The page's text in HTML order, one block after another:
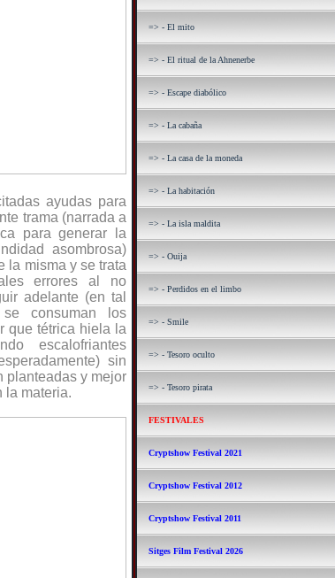
ayudas para
trama (narrada a
para generar la
asombrosa)
la misma y se trata
errores al no
adelante (en tal
consuman los
que tétrica hiela la
escalofriantes
sin
planteadas y mejor
la materia.
=> - El mito
=> - El ritual de la Ahnenerbe
=> - Escape diabólico
=> - La cabaña
=> - La casa de la moneda
=> - La habitación
=> - La isla maldita
=> - Ouija
=> - Perdidos en el limbo
=> - Smile
=> - Tesoro oculto
=> - Tesoro pirata
FESTIVALES
Cryptshow Festival 2021
Cryptshow Festival 2012
Cryptshow Festival 2011
Sitges Film Festival 2026